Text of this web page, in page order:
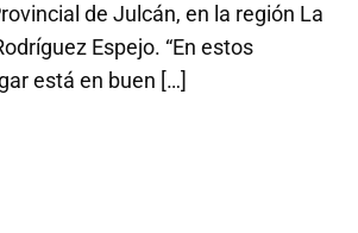
de Julcán, en la región La
Espejo. “En estos
está en buen […]